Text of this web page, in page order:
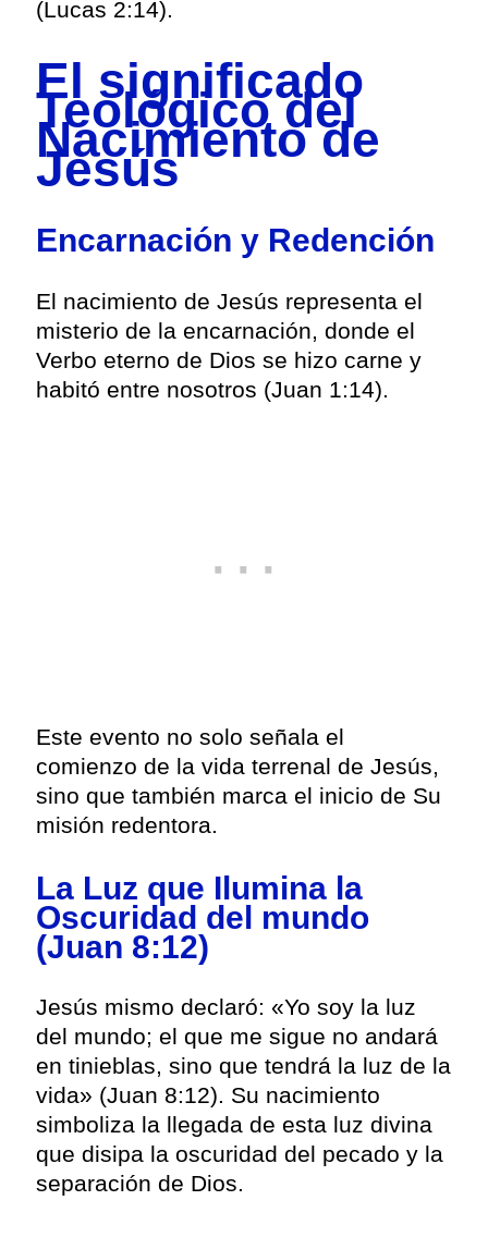
(Lucas 2:14).
El significado
Teológico del
Nacimiento de
Jesús
Encarnación y Redención
El nacimiento de Jesús representa el
misterio de la encarnación, donde el
Verbo eterno de Dios se hizo carne y
habitó entre nosotros (Juan 1:14).
Este evento no solo señala el
comienzo de la vida terrenal de Jesús,
sino que también marca el inicio de Su
misión redentora.
La Luz que Ilumina la
Oscuridad del mundo
(Juan 8:12)
Jesús mismo declaró: «Yo soy la luz
del mundo; el que me sigue no andará
en tinieblas, sino que tendrá la luz de la
vida» (Juan 8:12). Su nacimiento
simboliza la llegada de esta luz divina
que disipa la oscuridad del pecado y la
separación de Dios.